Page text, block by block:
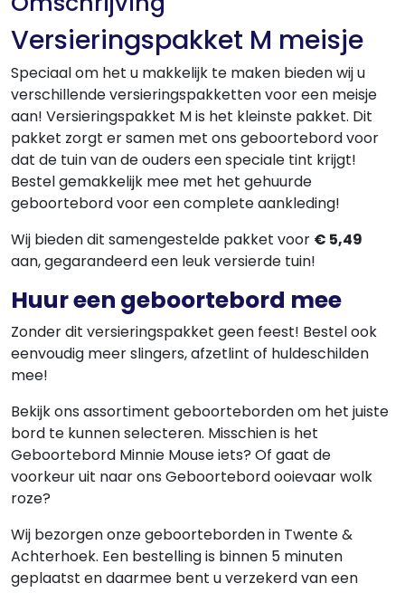
Versieringspakket M meisje
Speciaal om het u makkelijk te maken bieden wij u
verschillende versieringspakketten voor een meisje
aan! Versieringspakket M is het kleinste pakket. Dit
pakket zorgt er samen met ons geboortebord voor
dat de tuin van de ouders een speciale tint krijgt!
Bestel gemakkelijk mee met het gehuurde
geboortebord voor een complete aankleding!
Wij bieden dit samengestelde pakket voor € 5,49
aan, gegarandeerd een leuk versierde tuin!
Huur een geboortebord mee
Zonder dit versieringspakket geen feest! Bestel ook
eenvoudig meer slingers, afzetlint of huldeschilden
mee!
Bekijk ons assortiment geboorteborden om het juiste
bord te kunnen selecteren. Misschien is het
Geboortebord Minnie Mouse iets? Of gaat de
voorkeur uit naar ons Geboortebord ooievaar wolk
roze?
Wij bezorgen onze geboorteborden in Twente &
Achterhoek. Een bestelling is binnen 5 minuten
geplaatst en daarmee bent u verzekerd van een